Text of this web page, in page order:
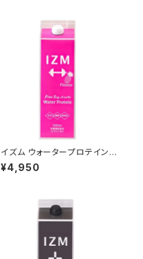
イズム ウォータープロテインパ
インテイスト 1000ml
¥4,950